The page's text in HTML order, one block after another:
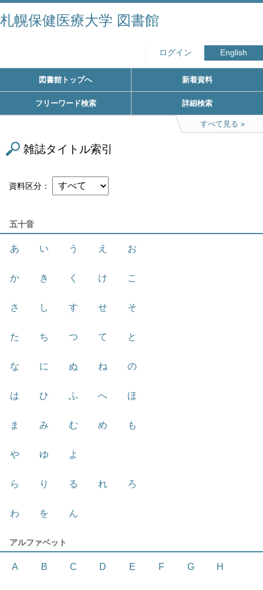
札幌保健医療大学 図書館
ログイン English
図書館トップへ 新着資料
フリーワード検索 詳細検索
すべて見る
雑誌タイトル索引
資料区分
五十音
あ い う え お
か き く け こ
さ し す せ そ
た ち つ て と
な に ぬ ね の
は ひ ふ へ ほ
ま み む め も
や ゆ よ
ら り る れ ろ
わ を ん
アルファベット
A B C D E F G H